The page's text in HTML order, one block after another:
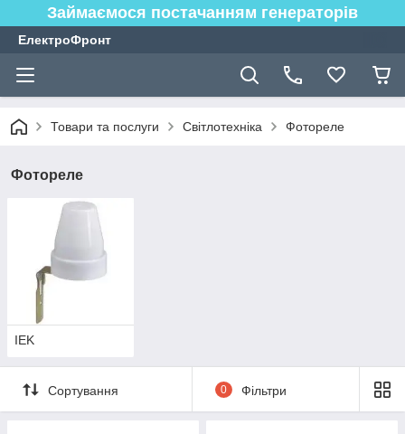
Займаємося постачанням генераторів
ЕлектроФронт
Товари та послуги Світлотехніка Фотореле
Фотореле
IEK
Сортування 0 Фільтри